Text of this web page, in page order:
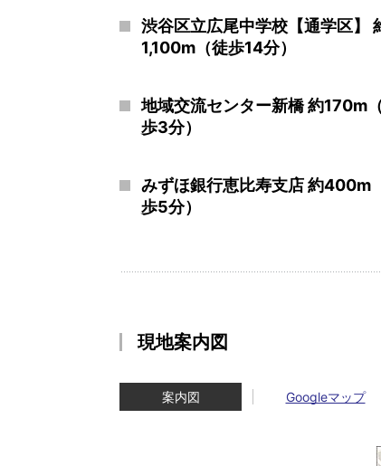
渋谷区立広尾中学校【通学区】
1,100m（徒歩14分）
地域交流センター新橋 約170m
歩3分）
みずほ銀行恵比寿支店 約400m
歩5分）
現地案内図
案内図 Googleマップ